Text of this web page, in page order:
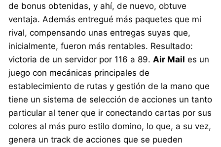
de bonus obtenidas, y ahí, de nuevo, obtuve
ventaja. Además entregué más paquetes que mi
rival, compensando unas entregas suyas que,
inicialmente, fueron más rentables. Resultado:
victoria de un servidor por 116 a 89.Air Mail es un
juego con mecánicas principales de
establecimiento de rutas y gestión de la mano que
tiene un sistema de selección de acciones un tanto
particular al tener que ir conectando cartas por sus
colores al más puro estilo domino, lo que, a su vez,
genera un track de acciones que se pueden